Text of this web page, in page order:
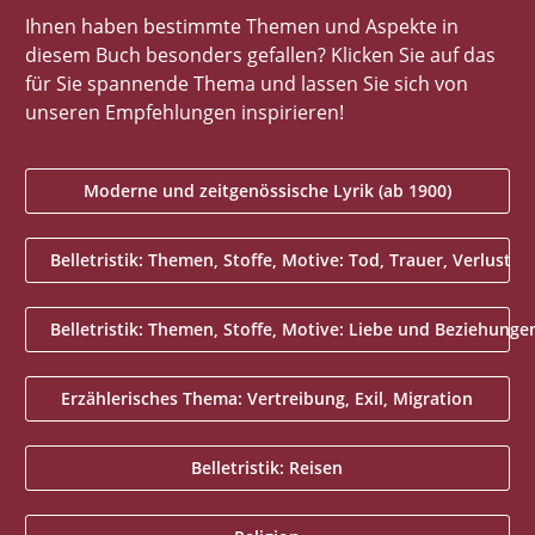
Ihnen haben bestimmte Themen und Aspekte in
diesem Buch besonders gefallen? Klicken Sie auf das
für Sie spannende Thema und lassen Sie sich von
unseren Empfehlungen inspirieren!
Moderne und zeitgenössische Lyrik (ab 1900)
Belletristik: Themen, Stoffe, Motive: Tod, Trauer, Verlust
Belletristik: Themen, Stoffe, Motive: Liebe und
Erzählerisches Thema: Vertreibung, Exil, Migration
Belletristik: Reisen